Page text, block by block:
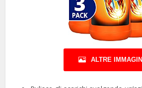
ALTRE IMMAGINI